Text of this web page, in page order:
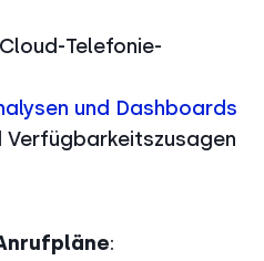
Telefonie-
und Dashboards
Verfügbarkeitszusagen
: